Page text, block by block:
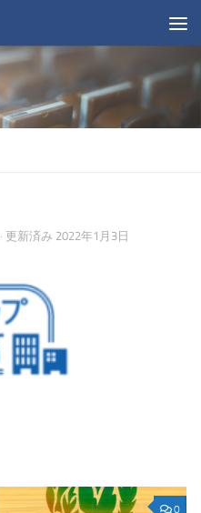
· 更新済み 2022年1月3日
0